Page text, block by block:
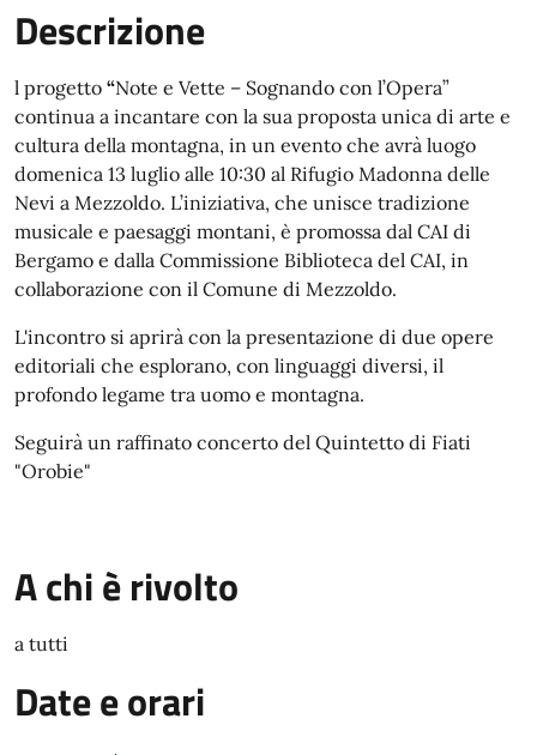
Descrizione
l progetto “Note e Vette – Sognando con l’Opera”
continua a incantare con la sua proposta unica di arte e
cultura della montagna, in un evento che avrà luogo
domenica 13 luglio alle 10:30 al Rifugio Madonna delle
Nevi a Mezzoldo. L’iniziativa, che unisce tradizione
musicale e paesaggi montani, è promossa dal CAI di
Bergamo e dalla Commissione Biblioteca del CAI, in
collaborazione con il Comune di Mezzoldo.
L'incontro si aprirà con la presentazione di due opere
editoriali che esplorano, con linguaggi diversi, il
profondo legame tra uomo e montagna.
Seguirà un raffinato concerto del Quintetto di Fiati
"Orobie"
A chi è rivolto
a tutti
Date e orari